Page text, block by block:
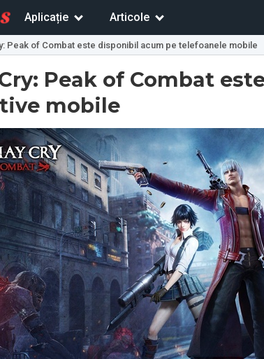
Aplicație Articole
Peak of Combat este disponibil acum pe telefoanele mobile
Peak of Combat
mobile